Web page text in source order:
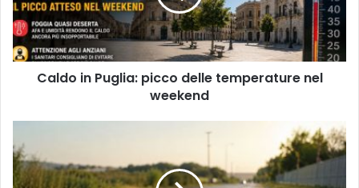
temperature
nel
weekend
Caldo in Puglia: picco delle temperature nel
weekend
giallo
sulla
morte